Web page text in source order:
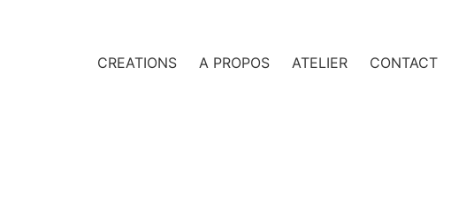
CREATIONS A PROPOS ATELIER CONTACT